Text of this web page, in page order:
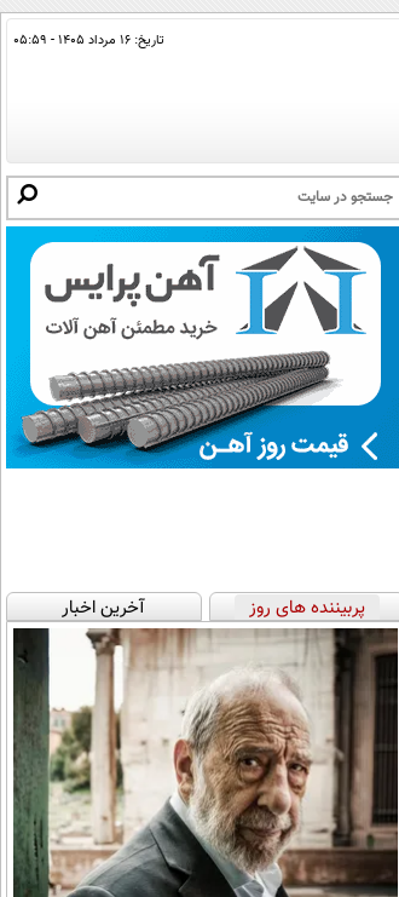
تاریخ: ۱۶ مرداد ۱۴۰۵ - ۰۵:۵۹
پربیننده های روز آخرین اخبار